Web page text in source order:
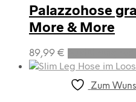
Palazzohose
More & More
89,99 €
Zum